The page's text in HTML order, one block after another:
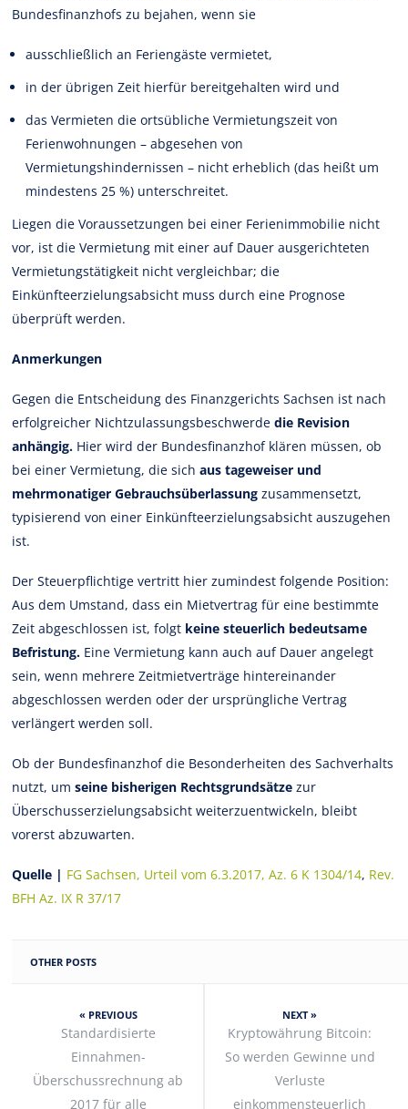
Bundesfinanzhofs zu bejahen, wenn sie
ausschließlich an Feriengäste vermietet,
in der übrigen Zeit hierfür bereitgehalten wird und
das Vermieten die ortsübliche Vermietungszeit von
Ferienwohnungen – abgesehen von
Vermietungshindernissen – nicht erheblich (das heißt um
mindestens 25 %) unterschreitet.
Liegen die Voraussetzungen bei einer Ferienimmobilie nicht
vor, ist die Vermietung mit einer auf Dauer ausgerichteten
Vermietungstätigkeit nicht vergleichbar; die
Einkünfteerzielungsabsicht muss durch eine Prognose
überprüft werden.
Anmerkungen
Gegen die Entscheidung des Finanzgerichts Sachsen ist nach
erfolgreicher Nichtzulassungsbeschwerdedie Revision
anhängig. Hier wird der Bundesfinanzhof klären müssen, ob
bei einer Vermietung, die sichaus tageweiser und
mehrmonatiger Gebrauchsüberlassung zusammensetzt,
typisierend von einer Einkünfteerzielungsabsicht auszugehen
ist.
Der Steuerpflichtige vertritt hier zumindest folgende Position:
Aus dem Umstand, dass ein Mietvertrag für eine bestimmte
Zeit abgeschlossen ist, folgt keine steuerlich bedeutsame
Befristung. Eine Vermietung kann auch auf Dauer angelegt
sein, wenn mehrere Zeitmietverträge hintereinander
abgeschlossen werden oder der ursprüngliche Vertrag
verlängert werden soll.
Ob der Bundesfinanzhof die Besonderheiten des Sachverhalts
nutzt, umseine bisherigen Rechtsgrundsätze zur
Überschusserzielungsabsicht weiterzuentwickeln, bleibt
vorerst abzuwarten.
Quelle | FG Sachsen, Urteil vom 6.3.2017, Az. 6 K 1304/14, Rev.
BFH Az. IX R 37/17
OTHER POSTS
« PREVIOUS
Standardisierte
Einnahmen-
Überschussrechnung ab
2017 für alle
NEXT »
Kryptowährung Bitcoin:
So werden Gewinne und
Verluste
einkommensteuerlich